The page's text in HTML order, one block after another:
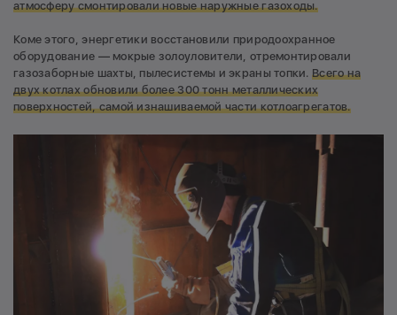
атмосферу смонтировали новые наружные газоходы.
Коме этого, энергетики восстановили природоохранное
оборудование — мокрые золоуловители, отремонтировали
газозаборные шахты, пылесистемы и экраны топки. Всего на
двух котлах обновили более 300 тонн металлических
поверхностей,самой изнашиваемой части котлоагрегатов.